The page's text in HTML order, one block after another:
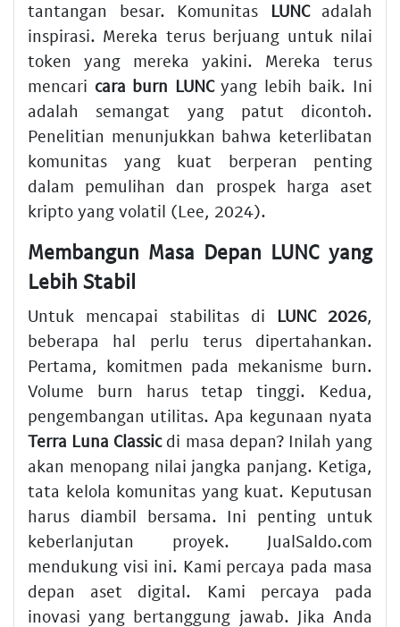
tantangan besar. Komunitas LUNCadalah
inspirasi. Mereka terus berjuang untuk nilai
token yang mereka yakini. Mereka terus
mencari cara burn LUNCyang lebih baik. Ini
adalah semangat yang patut dicontoh.
Penelitian menunjukkan bahwa keterlibatan
komunitas yang kuat berperan penting
dalam pemulihan dan prospek harga aset
kripto yang volatil (Lee, 2024).
Membangun Masa Depan LUNC yang
Lebih Stabil
Untuk mencapai stabilitas di LUNC 2026
beberapa hal perlu terus dipertahankan.
Pertama, komitmen pada mekanisme burn.
Volume burn harus tetap tinggi. Kedua,
pengembangan utilitas. Apa kegunaan nyata
Terra Luna Classicdi masa depan? Inilah yang
akan menopang nilai jangka panjang. Ketiga,
tata kelola komunitas yang kuat. Keputusan
harus diambil bersama. Ini penting untuk
keberlanjutan proyek. JualSaldo.com
mendukung visi ini. Kami percaya pada masa
depan aset digital. Kami percaya pada
inovasi yang bertanggung jawab. Jika Anda